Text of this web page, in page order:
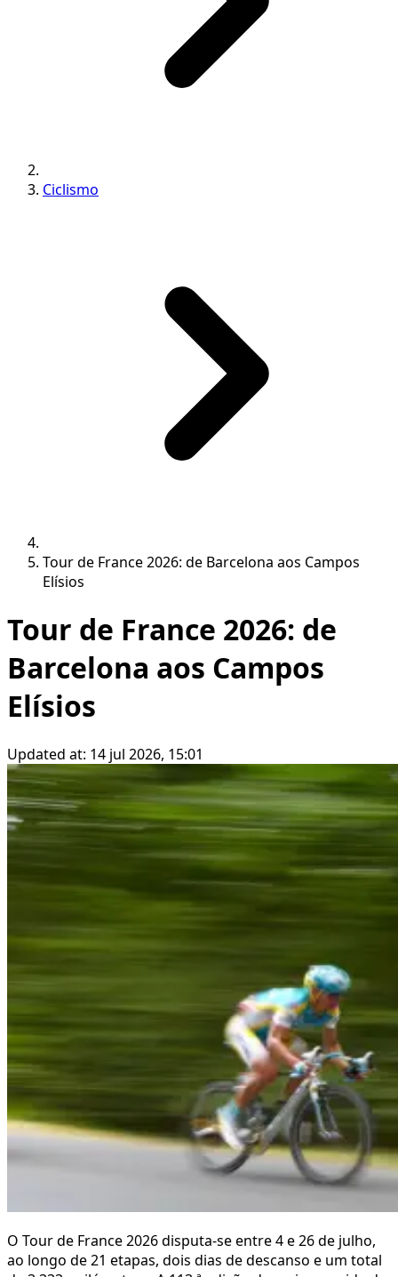
Ciclismo
Tour de France 2026: de Barcelona aos Campos
Elísios
Tour de France 2026: de
Barcelona aos Campos
Elísios
Updated at: 14 jul 2026, 15:01
O Tour de France 2026 disputa-se entre 4 e 26 de julho,
ao longo de 21 etapas, dois dias de descanso e um total